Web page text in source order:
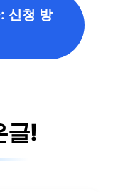
신청 방
글!